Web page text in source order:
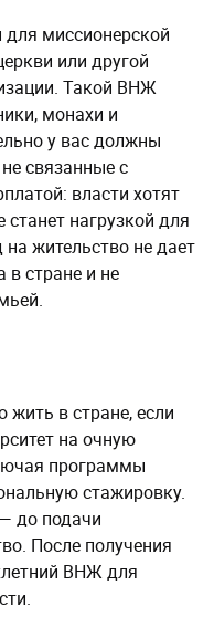
миссионерской
или другой
Такой ВНЖ
монахи и
у вас должны
связанные с
власти хотят
нагрузкой для
жительство не дает
стране и не
жить в стране, если
на очную
программы
стажировку.
до подачи
После получения
ВНЖ для